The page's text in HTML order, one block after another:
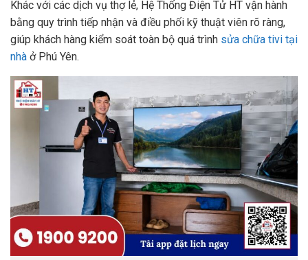
Khác với các dịch vụ thợ lẻ, Hệ Thống Điện Tử HT vận hành
bằng quy trình tiếp nhận và điều phối kỹ thuật viên rõ ràng,
giúp khách hàng kiểm soát toàn bộ quá trình sửa chữa tivi tại
nhà ở Phú Yên.